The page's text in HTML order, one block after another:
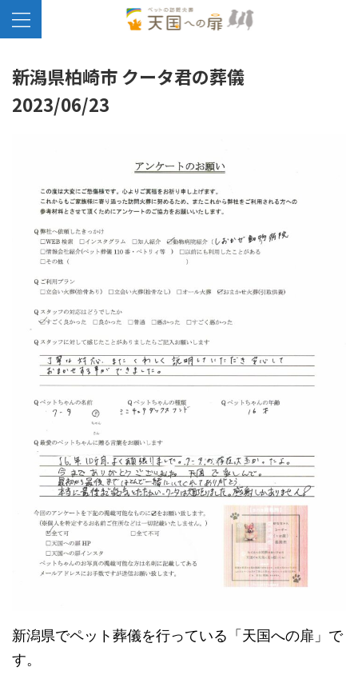
新潟県柏崎市 クータ君の葬儀
2023/06/23
新潟県でペット葬儀を行っている「天国への扉」で
す。